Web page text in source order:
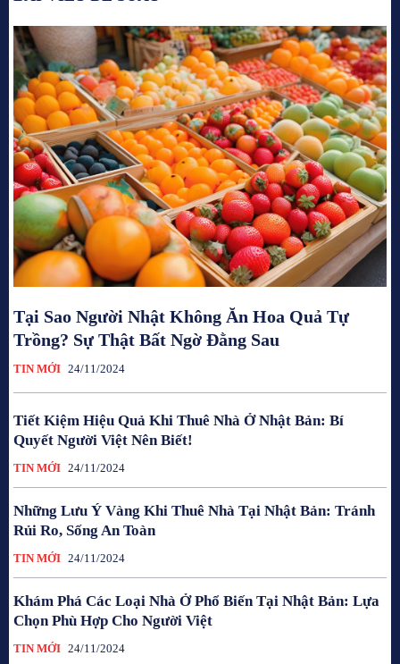
Tại Sao Người Nhật Không Ăn Hoa Quả Tự
Trồng? Sự Thật Bất Ngờ Đằng Sau
TIN MỚI 24/11/2024
Tiết Kiệm Hiệu Quả Khi Thuê Nhà Ở Nhật Bản: Bí
Quyết Người Việt Nên Biết!
TIN MỚI 24/11/2024
Những Lưu Ý Vàng Khi Thuê Nhà Tại Nhật Bản: Tránh
Rủi Ro, Sống An Toàn
TIN MỚI 24/11/2024
Khám Phá Các Loại Nhà Ở Phổ Biến Tại Nhật Bản: Lựa
Chọn Phù Hợp Cho Người Việt
TIN MỚI 24/11/2024